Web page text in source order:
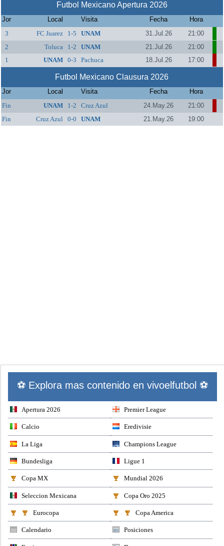
Futbol Mexicano Apertura 2026
Jor Local Visita Fecha
Hora
3
FC Juarez 1-5 UNAM 31.Jul.26
21:00
2
Toluca 1-2 UNAM 21.Jul.26
21:00
1
UNAM 0-3 Pachuca 18.Jul.26 17:00
Futbol Mexicano Clausura 2026
Jor Local Visita Fecha
Hora
Fin
UNAM 1-2 Cruz Azul 24.May.26
21:00
Fin
Cruz Azul 0-0 UNAM 21.May.26 19:00
⚽ Explora mas contenido en vivoelfutbol ⚽
Apertura 2026 Premier League
Calcio Eredivisie
La Liga Champions League
Bundesliga Ligue 1
Copa MX Mundial 2026
Seleccion Mexicana Copa Oro 2025
Eurocopa Copa America
Calendario Posiciones